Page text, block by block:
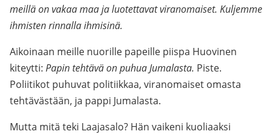
meillä on vakaa maa ja luotettavat viranomaiset. Kuljemme
ihmisten rinnalla ihmisinä.
Aikoinaan meille nuorille papeille piispa Huovinen
kiteytti: Papin tehtävä on puhua Jumalasta. Piste.
Poliitikot puhuvat politiikkaa, viranomaiset omasta
tehtävästään, ja pappi Jumalasta.
Mutta mitä teki Laajasalo? Hän vaikeni kuoliaaksi